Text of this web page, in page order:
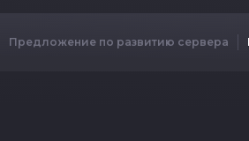
Предложение по развитию сервера